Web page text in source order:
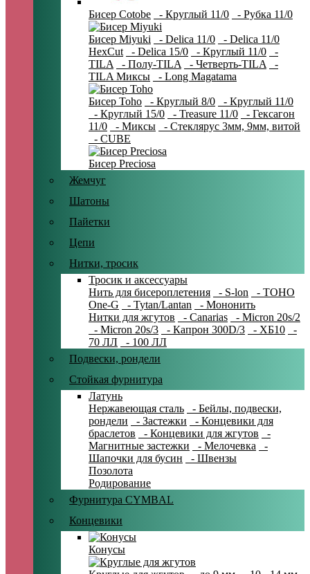
Бисер Cotobe - Круглый 11/0 - Рубка 11/0
Бисер Miyuki - Delica 11/0
- Delica 11/0
HexCut
- Delica 15/0 - Круглый 11/0
-
TILA
- Полу-TILA - Четверть-TILA
-
TILA Миксы
- Long Magatama
Бисер Toho - Круглый 8/0
- Круглый 11/0
- Круглый 15/0
- Treasure 11/0
- Гексагон
11/0
- Миксы
- Стеклярус 3мм, 9мм, витой
- CUBE
Бисер Preciosa
Жемчуг
Шатоны
Пайетки
Цепи
Нитки, тросик
Тросик и аксессуары
Нить для бисероплетения
- S-lon
- TOHO
One-G
- Tytan/Lantan
- Мононить
Нитки для жгутов
- Canarias
- Micron 20s/2
- Micron 20s/3
- Капрон 300D/3 - ХБ10
-
70 ЛЛ
- 100 ЛЛ
Подвески, рондели
Стойкая фурнитура
Латунь
Нержавеющая сталь
- Бейлы, подвески,
рондели
- Застежки
- Концевики для
браслетов
- Концевики для жгутов
-
Магнитные застежки
- Мелочевка
-
Шапочки для бусин
- Швензы
Позолота
Родирование
Фурнитура CYMBAL
Концевики
Конусы